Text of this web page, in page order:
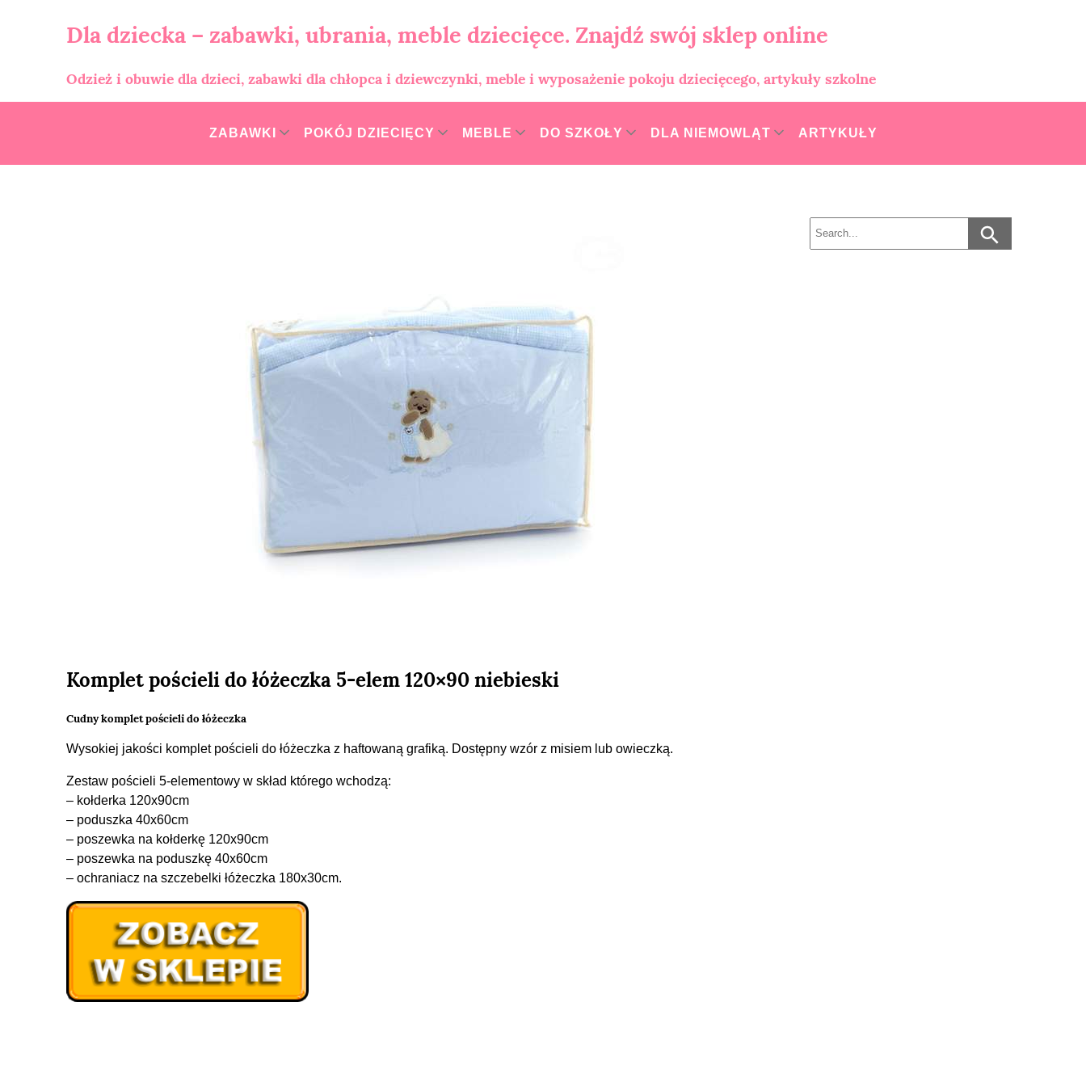
Dla dziecka – zabawki, ubrania, meble dziecięce. Znajdź swój sklep online
Odzież i obuwie dla dzieci, zabawki dla chłopca i dziewczynki, meble i wyposażenie pokoju dziecięcego, artykuły szkolne
ZABAWKI POKÓJ DZIECIĘCY MEBLE DO SZKOŁY DLA NIEMOWLĄT ARTYKUŁY
Komplet pościeli do łóżeczka 5-elem 120×90 niebieski
Cudny komplet pościeli do łóżeczka
Wysokiej jakości komplet pościeli do łóżeczka z haftowaną grafiką. Dostępny wzór z misiem lub owieczką.
Zestaw pościeli 5-elementowy w skład którego wchodzą:
– kołderka 120x90cm
– poduszka 40x60cm
– poszewka na kołderkę 120x90cm
– poszewka na poduszkę 40x60cm
– ochraniacz na szczebelki łóżeczka 180x30cm.